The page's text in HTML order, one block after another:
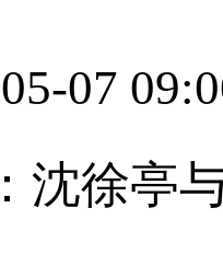
07
沈徐亭